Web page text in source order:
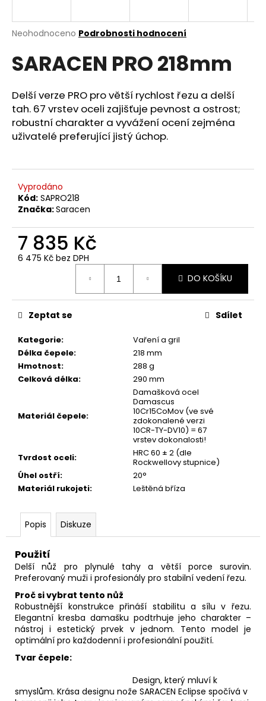
Průměrné
produktu
je
z
5
hvězdiček.
Neohodnoceno Podrobnosti hodnocení
SARACEN PRO 218mm
Delší verze PRO pro větší rychlost řezu a delší
tah. 67 vrstev oceli zajišťuje pevnost a ostrost;
robustní charakter a vyvážení ocení zejména
uživatelé preferující jistý úchop.
Vyprodáno
Kód: SAPRO218
Značka:Saracen
7 835 Kč
6 475 Kč bez DPH
DO KOŠÍKU
Kategorie:
Vaření a gril
Délka čepele:
218 mm
Hmotnost:
288 g
Celková délka: 290 mm
Materiál čepele:
Damašková ocel
Damascus
10Cr15CoMov (ve své
zdokonalené verzi
10CR-TY-DV10) = 67
vrstev dokonalosti!
Tvrdost oceli:
HRC 60 ± 2 (dle
Rockwellovy stupnice)
Úhel ostří:
20°
Materiál rukojeti: Leštěná bříza
Zeptat se Sdílet
Popis Diskuze
Použití
Delší nůž pro plynulé tahy a větší porce surovin.
Preferovaný muži i profesionály pro stabilní vedení řezu.
Proč si vybrat tento nůž
Robustnější konstrukce přináší stabilitu a sílu v řezu.
Elegantní kresba damašku podtrhuje jeho charakter –
nástroj i estetický prvek v jednom. Tento model je
optimální pro každodenní i profesionální použití.
Tvar čepele:
Design, který mluví k
smyslům. Krása designu nože SARACEN Eclipse spočívá v
j
t
?
HLEDAT
D
o
p
o
u
m
e